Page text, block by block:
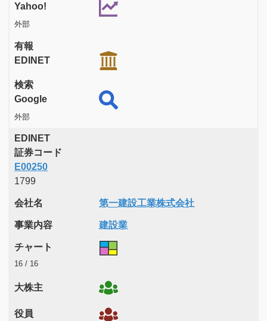
Yahoo!
外部
有報
EDINET
検索
Google
外部
EDINET
証券コード
E00250
1799
会社名 第一建設工業株式会社
事業内容 建設業
チャート
16 / 16
大株主
役員